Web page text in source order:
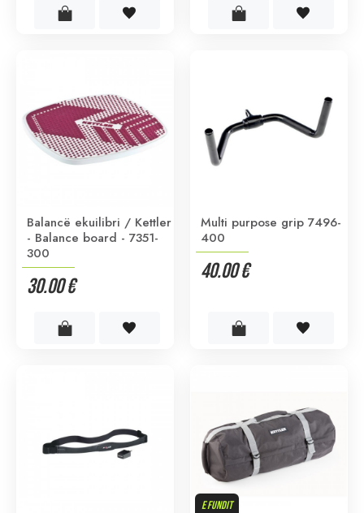
Balancë ekuilibri / Kettler
- Balance board - 7351-
300
30.00 €
Multi purpose grip 7496-
400
40.00 €
E FUNDIT